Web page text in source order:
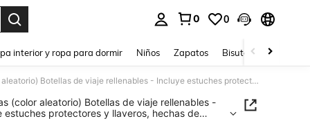
0 0
interior y ropa para dormir Niños Zapatos Bisutería Y
5 piezas (color aleatorio) Botellas de viaje rellenables - Incluye estuches protectores y llaveros, hechas de plástico transparente, diseño de tapa abatible, adecuadas para descarga de líquidos, lavado a mano, tónicos y cremas
(color aleatorio) Botellas de viaje rellenables -
estuches protectores y llaveros, hechas de